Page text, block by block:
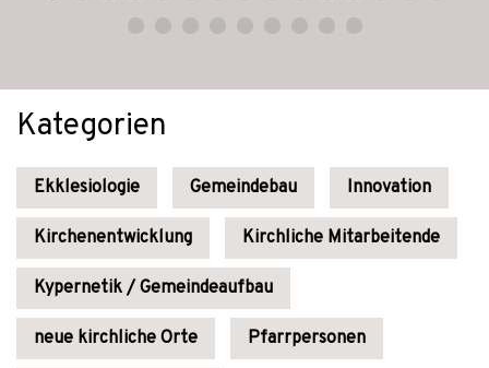
Kategorien
Ekklesiologie Gemeindebau Innovation
Kirchenentwicklung Kirchliche Mitarbeitende
Kypernetik / Gemeindeaufbau
neue kirchliche Orte Pfarrpersonen